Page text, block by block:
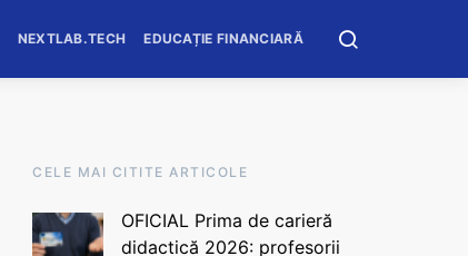
NEXTLAB.TECH EDUCAȚIE FINANCIARĂ
CELE MAI CITITE ARTICOLE
OFICIAL Prima de carieră
didactică 2026: profesorii